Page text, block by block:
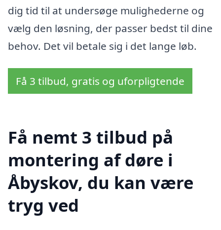
dig tid til at undersøge mulighederne og
vælg den løsning, der passer bedst til dine
behov. Det vil betale sig i det lange løb.
Få 3 tilbud, gratis og uforpligtende
Få nemt 3 tilbud på
montering af døre i
Åbyskov, du kan være
tryg ved